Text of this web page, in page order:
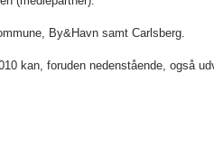
By&Havn samt Carlsberg.
kan, foruden nedenstående, også